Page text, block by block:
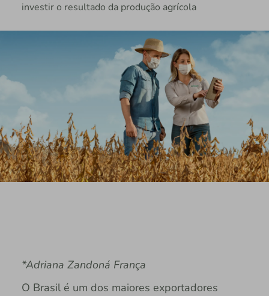
investir o resultado da produção agrícola
*Adriana Zandoná França
O Brasil é um dos maiores exportadores